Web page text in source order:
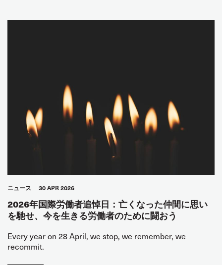
ニュース 30 APR 2026
2026年国際労働者追悼日：亡くなった仲間に思い
を馳せ、今を生きる労働者のために闘おう
Every year on 28 April, we stop, we remember, we
recommit.